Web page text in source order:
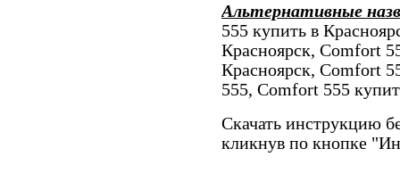
Альтернативные
555 купить в
Красноярск, Comfort
Красноярск, Comfort
555, Comfort 555
Скачать инструкцию
кликнув по кнопке